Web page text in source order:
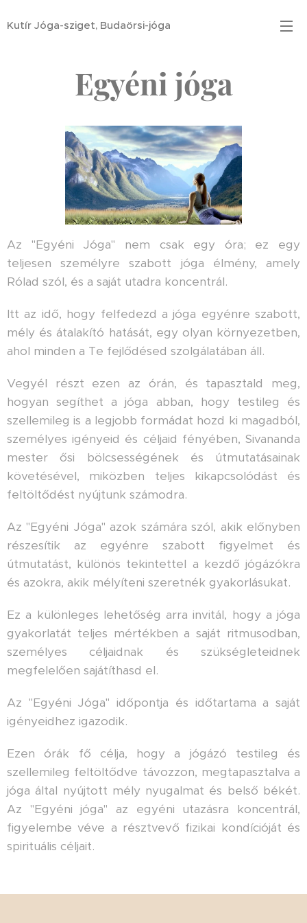
Kutír Jóga-sziget, Budaörsi-jóga
Egyéni jóga
Az "Egyéni Jóga" nem csak egy óra; ez egy
teljesen személyre szabott jóga élmény, amely
Rólad szól, és a saját utadra koncentrál.
Itt az idő, hogy felfedezd a jóga egyénre szabott,
mély és átalakító hatását, egy olyan környezetben,
ahol minden a Te fejlődésed szolgálatában áll.
Vegyél részt ezen az órán, és tapasztald meg,
hogyan segíthet a jóga abban, hogy testileg és
szellemileg is a legjobb formádat hozd ki magadból,
személyes igényeid és céljaid fényében, Sivananda
mester ősi bölcsességének és útmutatásainak
követésével, miközben teljes kikapcsolódást és
feltöltődést nyújtunk számodra.
Az "Egyéni Jóga" azok számára szól, akik előnyben
részesítik az egyénre szabott figyelmet és
útmutatást, különös tekintettel a kezdő jógázókra
és azokra, akik mélyíteni szeretnék gyakorlásukat.
Ez a különleges lehetőség arra invitál, hogy a jóga
gyakorlatát teljes mértékben a saját ritmusodban,
személyes céljaidnak és szükségleteidnek
megfelelően sajátíthasd el.
Az "Egyéni Jóga" időpontja és időtartama a saját
igényeidhez igazodik.
Ezen órák fő célja, hogy a jógázó testileg és
szellemileg feltöltődve távozzon, megtapasztalva a
jóga által nyújtott mély nyugalmat és belső békét.
Az "Egyéni jóga" az egyéni utazásra koncentrál,
figyelembe véve a résztvevő fizikai kondícióját és
spirituális céljait.